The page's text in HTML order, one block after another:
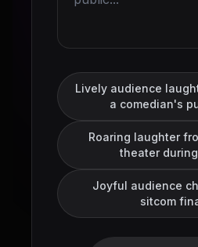
Lively audience
a comedian's
Roaring laughter
theater
Joyful audience
sitcom